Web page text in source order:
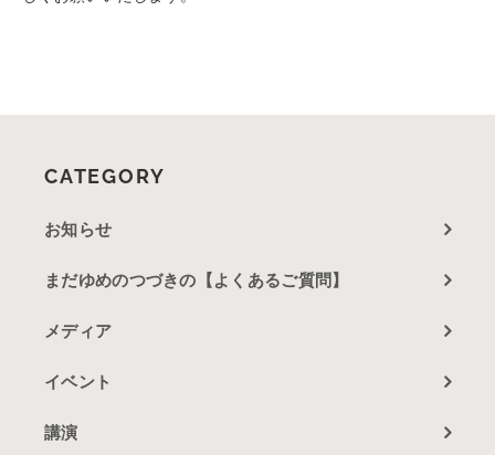
CATEGORY
お知らせ
まだゆめのつづきの【よくあるご質問】
メディア
イベント
講演